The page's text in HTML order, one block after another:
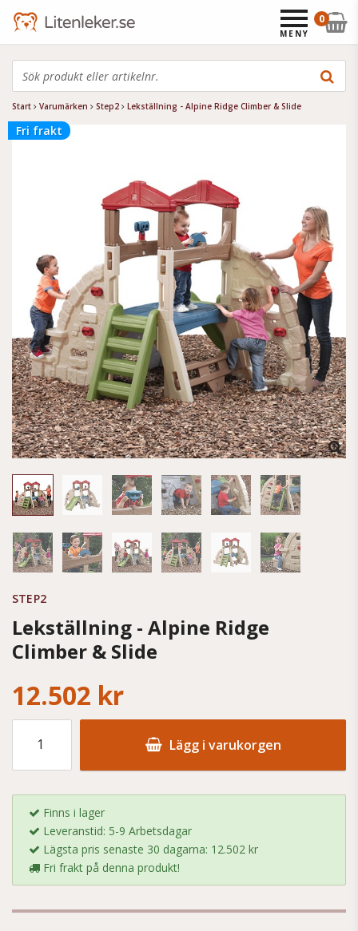
Start Varumärken Step2 Lekställning - Alpine Ridge Climber & Slide
Fri frakt
STEP2
Lekställning - Alpine Ridge
Climber & Slide
12.502 kr
Lägg i varukorgen
Finns i lager
Leveranstid: 5-9 Arbetsdagar
Lägsta pris senaste 30 dagarna: 12.502 kr
Fri frakt på denna produkt!
0
MENY